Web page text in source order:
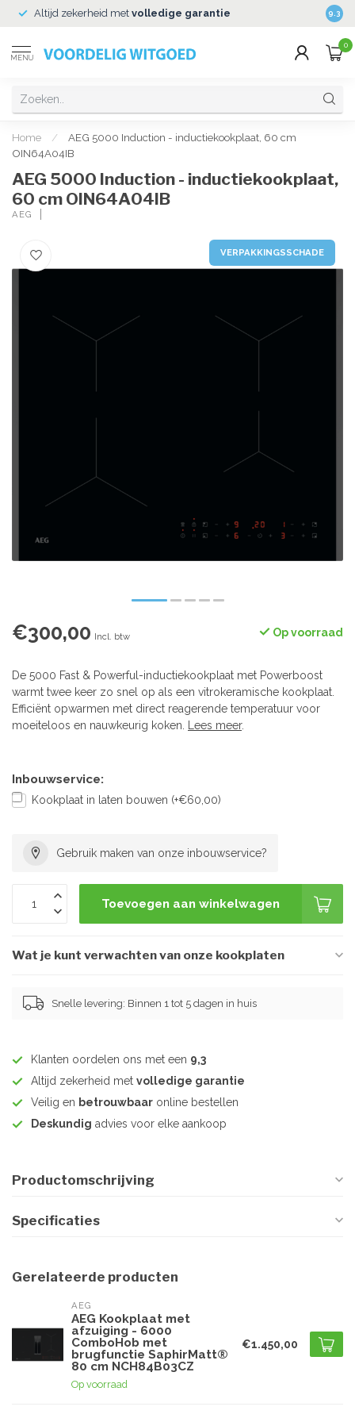
Altijd zekerheid met volledige garantie 9.3
MENU
0
Home /
AEG 5000 Induction - inductiekookplaat, 60 cm
OIN64A04IB
AEG 5000 Induction - inductiekookplaat,
60 cm OIN64A04IB
AEG
VERPAKKINGSSCHADE
€300,00 Incl. btw Op voorraad
De 5000 Fast & Powerful-inductiekookplaat met Powerboost
warmt twee keer zo snel op als een vitrokeramische kookplaat.
Efficiënt opwarmen met direct reagerende temperatuur voor
moeiteloos en nauwkeurig koken. Lees meer.
Inbouwservice:
Kookplaat in laten bouwen (+€60,00)
Gebruik maken van onze inbouwservice?
Toevoegen aan winkelwagen
Wat je kunt verwachten van onze kookplaten
Snelle levering: Binnen 1 tot 5 dagen in huis
Klanten oordelen ons met een 9,3
Altijd zekerheid met volledige garantie
Veilig en betrouwbaar online bestellen
Deskundig advies voor elke aankoop
Productomschrijving
Specificaties
Gerelateerde producten
AEG
AEG Kookplaat met
afzuiging - 6000
ComboHob met
brugfunctie SaphirMatt®
80 cm NCH84B03CZ
Op voorraad
€1.450,00